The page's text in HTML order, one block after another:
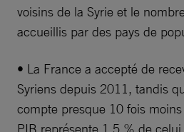
voisins de la Syrie et le
accueillis par des pays de
• La France a accepté de
Syriens depuis 2011, tandis
compte presque 10 fois
PIB représente 1,5 % de